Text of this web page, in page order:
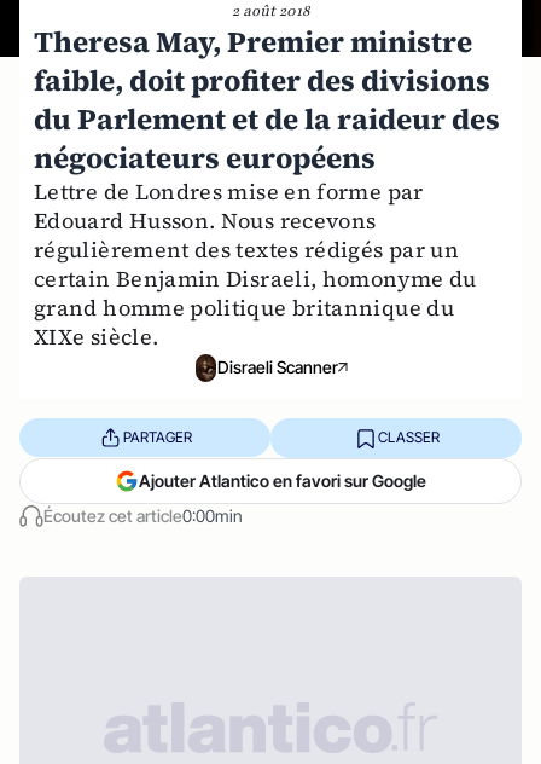
2 août 2018
Theresa May, Premier ministre
faible, doit profiter des divisions
du Parlement et de la raideur des
négociateurs européens
Lettre de Londres mise en forme par
Edouard Husson. Nous recevons
régulièrement des textes rédigés par un
certain Benjamin Disraeli, homonyme du
grand homme politique britannique du
XIXe siècle.
Disraeli Scanner
Écoutez cet article0:00min
PARTAGER CLASSER
Ajouter Atlantico en favori sur Google